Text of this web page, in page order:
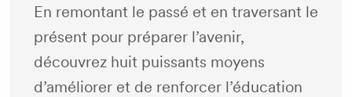
En remontant le passé et en traversant le
présent pour préparer l’avenir,
découvrez huit puissants moyens
d’améliorer et de renforcer l’éducation